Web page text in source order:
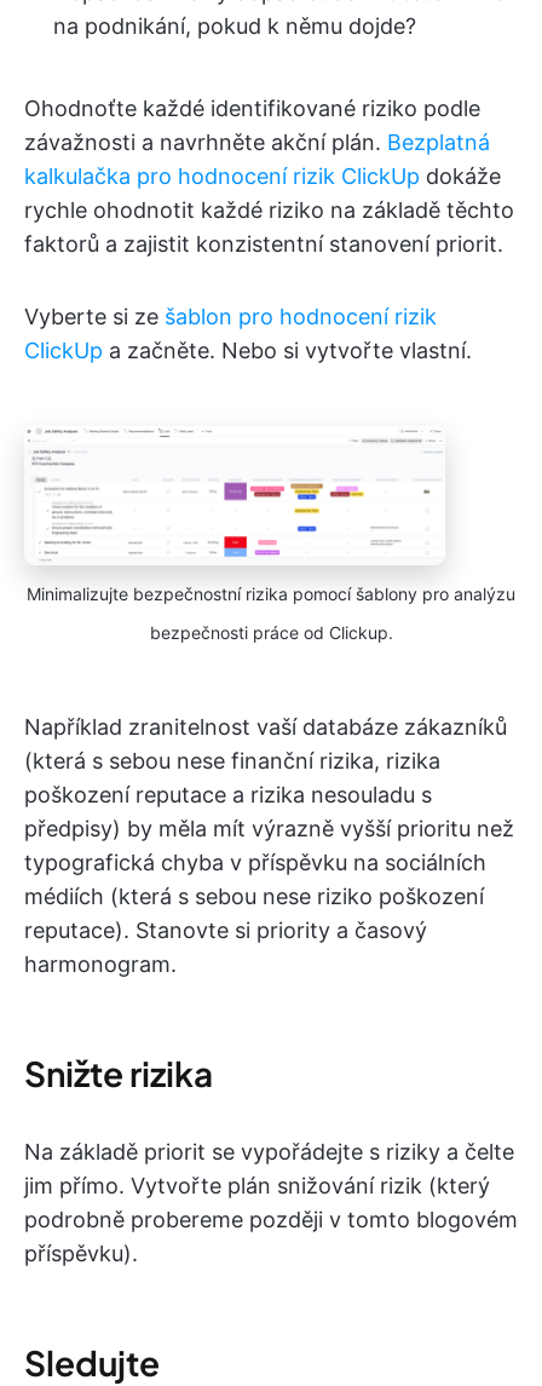
na podnikání, pokud k němu dojde?
Ohodnoťte každé identifikované riziko podle
závažnosti a navrhněte akční plán. Bezplatná
kalkulačka pro hodnocení rizik ClickUp dokáže
rychle ohodnotit každé riziko na základě těchto
faktorů a zajistit konzistentní stanovení priorit.
Vyberte si ze šablon pro hodnocení rizik
ClickUp a začněte. Nebo si vytvořte vlastní.
Minimalizujte bezpečnostní rizika pomocí šablony pro analýzu
bezpečnosti práce od Clickup.
Například zranitelnost vaší databáze zákazníků
(která s sebou nese finanční rizika, rizika
poškození reputace a rizika nesouladu s
předpisy) by měla mít výrazně vyšší prioritu než
typografická chyba v příspěvku na sociálních
médiích (která s sebou nese riziko poškození
reputace). Stanovte si priority a časový
harmonogram.
Snižte rizika
Na základě priorit se vypořádejte s riziky a čelte
jim přímo. Vytvořte plán snižování rizik (který
podrobně probereme později v tomto blogovém
příspěvku).
Sledujte